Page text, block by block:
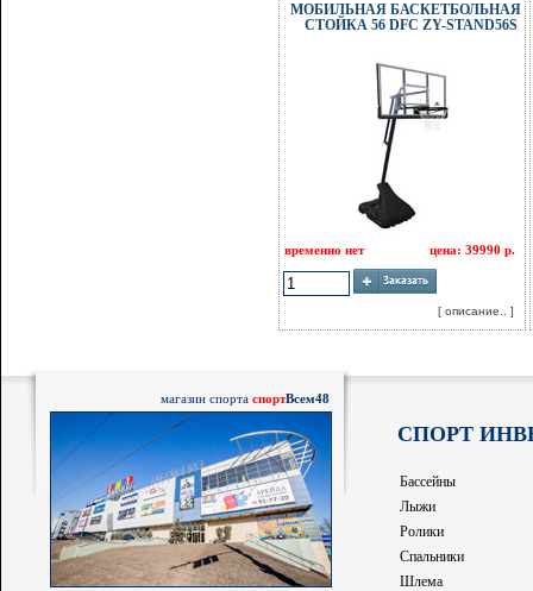
МОБИЛЬНАЯ БАСКЕТБОЛЬНАЯ
СТОЙКА 56 DFC ZY-STAND56S
временно нет цена: 39990 р.
[ описание.. ]
магазин спорта спортВсем48
СПОРТ
Бассейны
Лыжи
Ролики
Спальники
Шлема